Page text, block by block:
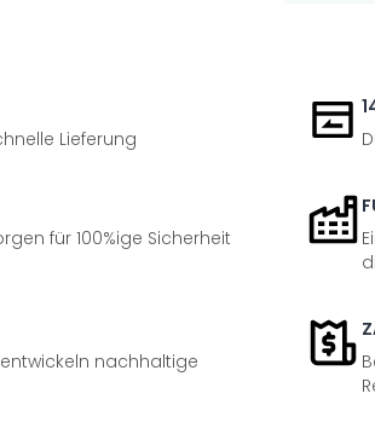
Lieferung
für 100%ige Sicherheit
nachhaltige